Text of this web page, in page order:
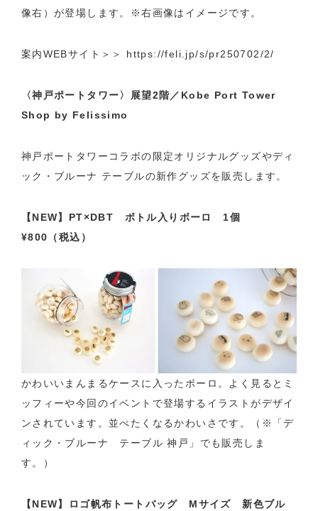
像右）が登場します。※右画像はイメージです。
案内WEBサイト＞＞ https://feli.jp/s/pr250702/2/
〈神戸ポートタワー〉展望2階／Kobe Port Tower
Shop by Felissimo
神戸ポートタワーコラボの限定オリジナルグッズやディ
ック・ブルーナ テーブルの新作グッズを販売します。
【NEW】PT×DBT ボトル入りボーロ 1個
¥800（税込）
かわいいまんまるケースに入ったボーロ。よく見るとミ
ッフィーや今回のイベントで登場するイラストがデザイ
ンされています。並べたくなるかわいさです。（※「デ
ィック・ブルーナ テーブル 神戸」でも販売しま
す。）
【NEW】ロゴ帆布トートバッグ Mサイズ 新色ブル